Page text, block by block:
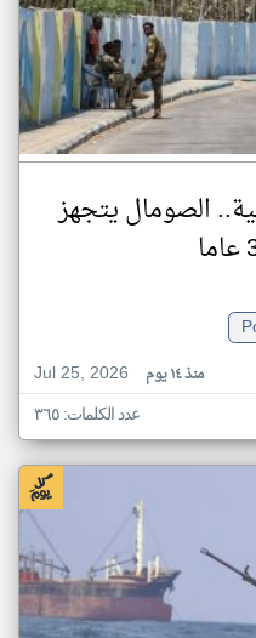
الصومال يتجهز
Jul 25, 2026
منذ ١٤ يوم
عدد الكلمات: ٣٦٥